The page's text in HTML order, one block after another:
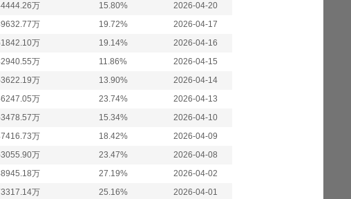
万 15.80%
2026-04-20
万 19.72%
2026-04-17
万 19.14%
2026-04-16
万 11.86%
2026-04-15
万 13.90%
2026-04-14
万 23.74%
2026-04-13
万 15.34%
2026-04-10
万 18.42%
2026-04-09
万 23.47%
2026-04-08
万 27.19%
2026-04-02
万 25.16%
2026-04-01